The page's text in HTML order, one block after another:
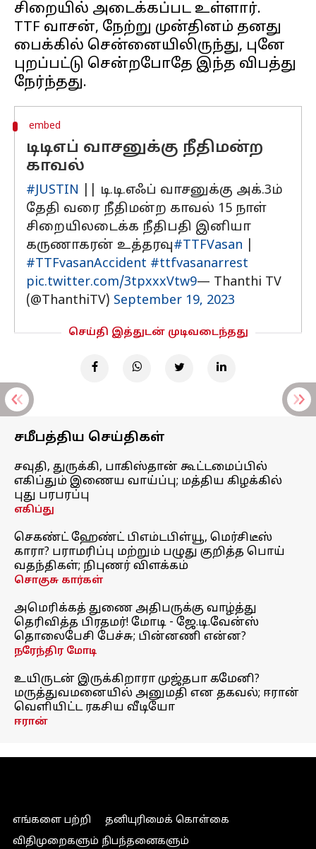
சிறையில் அடைக்கப்பட உள்ளார்.
TTF வாசன், நேற்று முன்தினம் தனது
பைக்கில் சென்னையிலிருந்து, புனே
புறப்பட்டு சென்றபோதே இந்த விபத்து
embed
டிடிஎப் வாசனுக்கு நீதிமன்ற
காவல்
#JUSTIN || டி.டி.எஃப் வாசனுக்கு அக்.3ம்
தேதி வரை நீதிமன்ற காவல் 15 நாள்
சிறையிலடைக்க நீதிபதி இனியா
கருணாகரன் உத்தரவு#TTFVasan
#TTFvasanAccident #ttfvasanarrest
pic.twitter.com/3tpxxxVtw9— Thanthi TV
(@ThanthiTV) September 19, 2023
செய்தி இத்துடன் முடிவடைந்தது
சமீபத்திய செய்திகள்
சவுதி, துருக்கி, பாகிஸ்தான் கூட்டமைப்பில்
எகிப்தும் இணைய வாய்ப்பு; மத்திய கிழக்கில்
புது பரபரப்பு
எகிப்து
செகண்ட் ஹேண்ட் பிஎம்டபிள்யூ, மெர்சிடீஸ்
காரா? பராமரிப்பு மற்றும் பழுது குறித்த பொய்
வதந்திகள்; நிபுணர் விளக்கம்
சொகுசு கார்கள்
அமெரிக்கத் துணை அதிபருக்கு வாழ்த்து
தெரிவித்த பிரதமர்! மோடி - ஜே.டி.வேன்ஸ்
தொலைபேசி பேச்சு; பின்னணி என்ன?
நரேந்திர மோடி
உயிருடன் இருக்கிறாரா முஜ்தபா கமேனி?
மருத்துவமனையில் அனுமதி என தகவல்; ஈரான்
வெளியிட்ட ரகசிய வீடியோ
ஈரான்
எங்களை பற்றி
தனியுரிமைக் கொள்கை
விதிமுறைகளும் நிபந்தனைகளும்